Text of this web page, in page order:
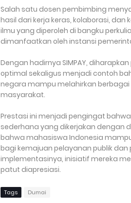
Salah satu dosen pembimbing
hasil dari kerja keras, kolaborasi,
ilmu yang diperoleh di bangku
dimanfaatkan oleh instansi
Dengan hadirnya SIMPAY,
optimal sekaligus menjadi contoh
negara mampu melahirkan
masyarakat.
Prestasi ini menjadi pengingat
sederhana yang dikerjakan dengan
bahwa mahasiswa Indonesia
bagi kemajuan pelayanan publik
implementasinya, inisiatif mereka
patut diapresiasi.
Tags Dumai